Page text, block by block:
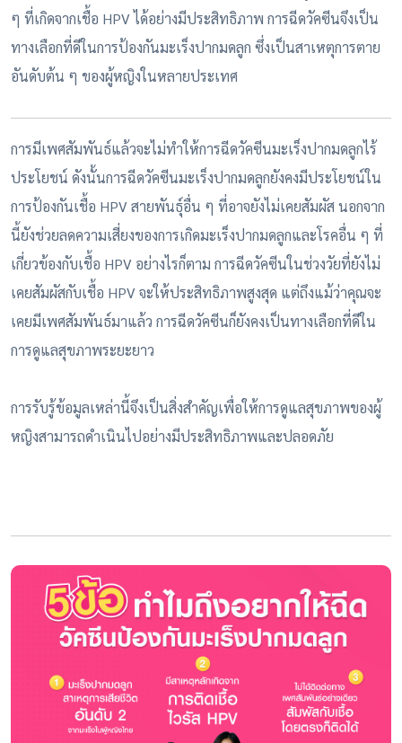
ๆ ที่เกิดจากเชื้อ HPV ได้อย่างมีประสิทธิภาพ การฉีดวัคซีนจึงเป็น
ทางเลือกที่ดีในการป้องกันมะเร็งปากมดลูก ซึ่งเป็นสาเหตุการตาย
อันดับต้น ๆ ของผู้หญิงในหลายประเทศ
การมีเพศสัมพันธ์แล้วจะไม่ทำให้การฉีดวัคซีนมะเร็งปากมดลูกไร้
ประโยชน์ ดังนั้นการฉีดวัคซีนมะเร็งปากมดลูกยังคงมีประโยชน์ใน
การป้องกันเชื้อ HPV สายพันธุ์อื่น ๆ ที่อาจยังไม่เคยสัมผัส นอกจาก
นี้ยังช่วยลดความเสี่ยงของการเกิดมะเร็งปากมดลูกและโรคอื่น ๆ ที่
เกี่ยวข้องกับเชื้อ HPV อย่างไรก็ตาม การฉีดวัคซีนในช่วงวัยที่ยังไม่
เคยสัมผัสกับเชื้อ HPV จะให้ประสิทธิภาพสูงสุด แต่ถึงแม้ว่าคุณจะ
เคยมีเพศสัมพันธ์มาแล้ว การฉีดวัคซีนก็ยังคงเป็นทางเลือกที่ดีใน
การดูแลสุขภาพระยะยาว
การรับรู้ข้อมูลเหล่านี้จึงเป็นสิ่งสำคัญเพื่อให้การดูแลสุขภาพของผู้
หญิงสามารถดำเนินไปอย่างมีประสิทธิภาพและปลอดภัย